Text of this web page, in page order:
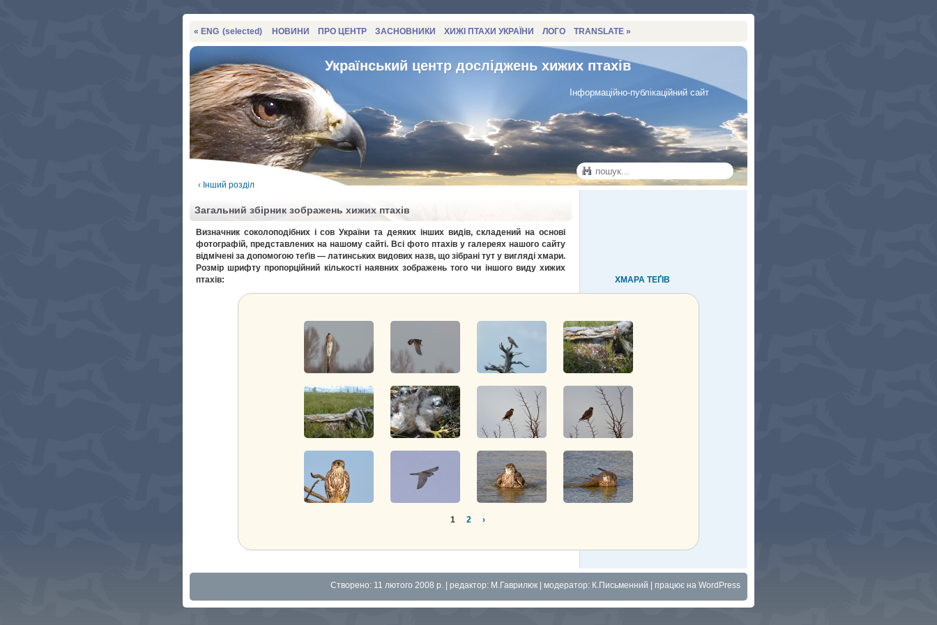
« ENG (selected) НОВИНИ ПРО ЦЕНТР ЗАСНОВНИКИ ХИЖІ ПТАХИ УКРАЇНИ ЛОГО TRANSLATE »
Український центр досліджень хижих птахів
Інформаційно-публікаційний сайт
‹ Інший розділ
Загальний збірник зображень хижих птахів
Визначник соколоподібних і сов України та деяких інших видів, складений на основі
фотографій, представлених на нашому сайті. Всі фото птахів у галереях нашого сайту
відмічені за допомогою теґів — латинських видових назв, що зібрані тут у вигляді хмари.
Розмір шрифту пропорційний кількості наявних зображень того чи іншого виду хижих
птахів:
ХМАРА ТЕҐIВ
1 2 ›
Створено: 11 лютого 2008 р. | редактор: М.Гаврилюк | модератор: К.Письменний | працює на WordPress